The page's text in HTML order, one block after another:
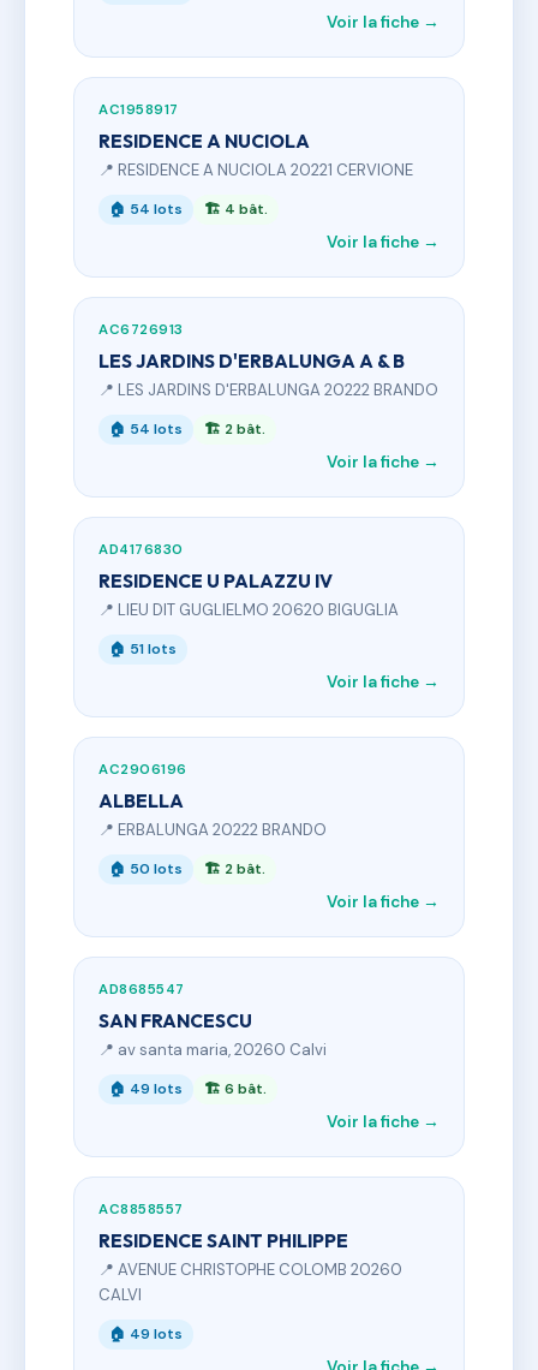
Voir la fiche →
AC1958917
RESIDENCE A NUCIOLA
📍 RESIDENCE A NUCIOLA 20221 CERVIONE
🏠 54 lots 🏗 4 bât.
Voir la fiche →
AC6726913
LES JARDINS D'ERBALUNGA A & B
📍 LES JARDINS D'ERBALUNGA 20222 BRANDO
🏠 54 lots 🏗 2 bât.
Voir la fiche →
AD4176830
RESIDENCE U PALAZZU IV
📍 LIEU DIT GUGLIELMO 20620 BIGUGLIA
🏠 51 lots
Voir la fiche →
AC2906196
ALBELLA
📍 ERBALUNGA 20222 BRANDO
🏠 50 lots 🏗 2 bât.
Voir la fiche →
AD8685547
SAN FRANCESCU
📍 av santa maria, 20260 Calvi
🏠 49 lots 🏗 6 bât.
Voir la fiche →
AC8858557
RESIDENCE SAINT PHILIPPE
📍 AVENUE CHRISTOPHE COLOMB 20260
CALVI
🏠 49 lots